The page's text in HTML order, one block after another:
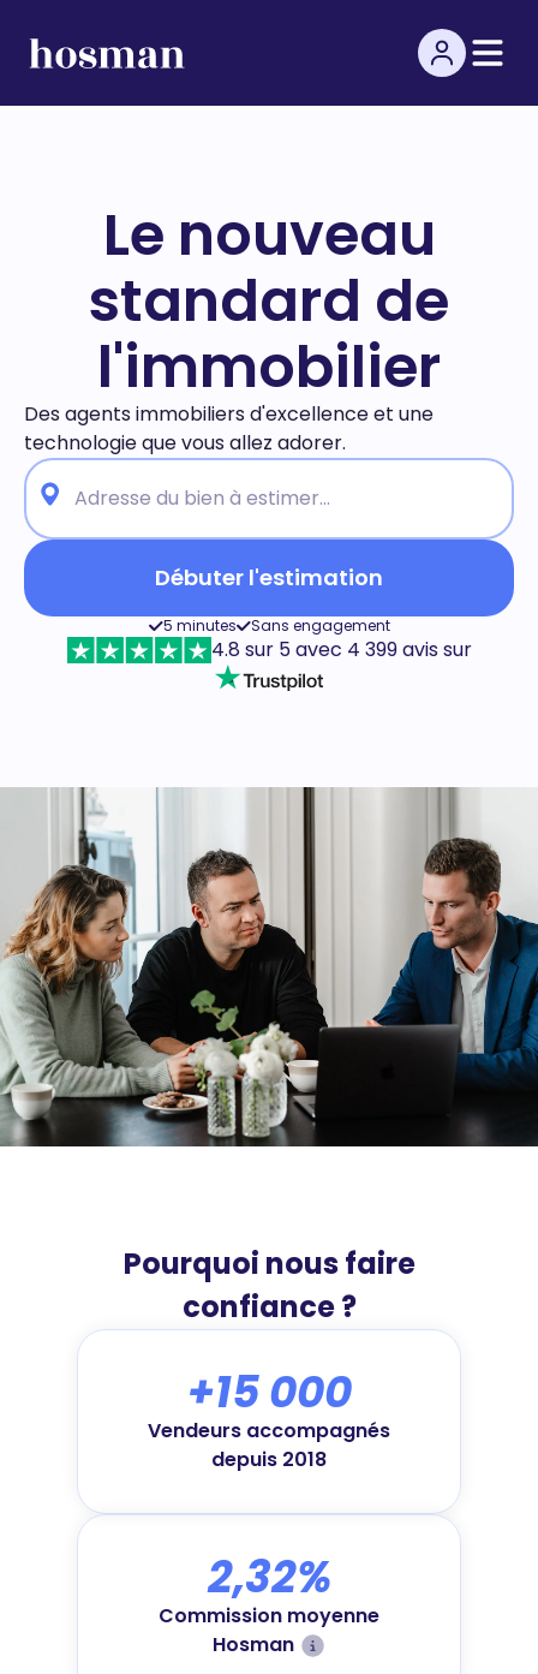
Le nouveau
standard de
l'immobilier
Des agents immobiliers d'excellence et une
technologieque vous allez adorer.
Débuter l'estimation
5 minutes Sans engagement
4.8 sur 5 avec 4 399 avis sur
Pourquoi nous faire
confiance ?
+15 000
Vendeurs accompagnés
depuis 2018
2,32%
Commission moyenne
Hosman